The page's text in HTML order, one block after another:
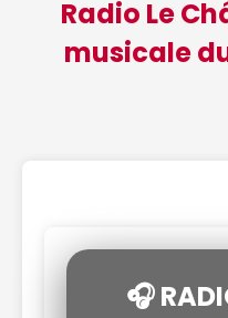
Radio Le
musicale
🎧